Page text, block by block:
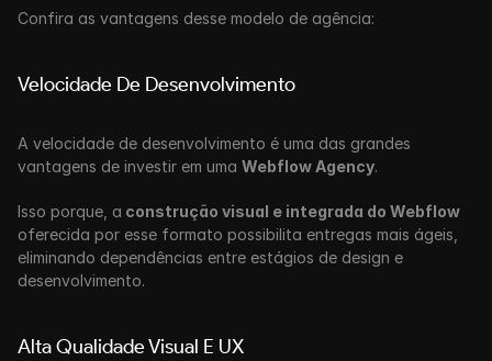
Confira as vantagens desse modelo de agência:
Velocidade De Desenvolvimento
A velocidade de desenvolvimento é uma das grandes
vantagens de investir em uma Webflow Agency.
Isso porque, a construção visual e integrada do Webflow
oferecida por esse formato possibilita entregas mais ágeis,
eliminando dependências entre estágios de design e
desenvolvimento.
Alta Qualidade Visual E UX